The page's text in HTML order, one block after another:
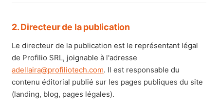
2. Directeur de la publication
Le directeur de la publication est le représentant légal
de Profilio SRL, joignable à l'adresse
adellaira@profiliotech.com. Il est responsable du
contenu éditorial publié sur les pages publiques du site
(landing, blog, pages légales).